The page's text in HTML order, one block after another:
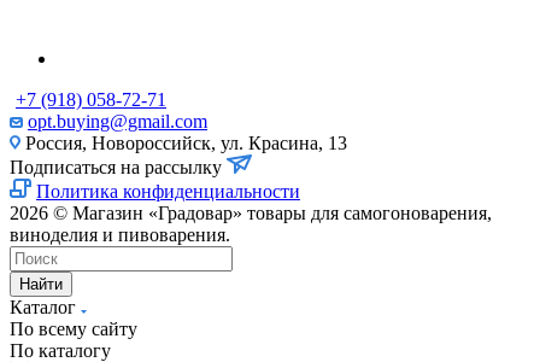
+7 (918) 058-72-71
opt.buying@gmail.com
Россия, Новороссийск, ул. Красина, 13
Подписаться на рассылку
Политика конфиденциальности
2026 © Магазин «Градовар» товары для самогоноварения,
виноделия и пивоварения.
Найти
Каталог
По всему сайту
По каталогу